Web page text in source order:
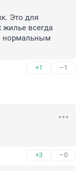
Это для
всегда
нормальным
+1 –1
+3 –0